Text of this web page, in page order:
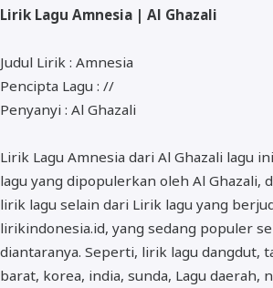
ALMANAR
NISA SABYAN
Lirik Lagu Amnesia | Al Ghazali
Judul Lirik : Amnesia
Pencipta Lagu : //
Penyanyi : Al Ghazali
Lirik Lagu Amnesia dari Al Ghazali lagu
lagu yang dipopulerkan oleh Al Ghazali,
lirik lagu selain dari Lirik lagu yang
lirikindonesia.id, yang sedang populer
diantaranya. Seperti, lirik lagu dangdut,
barat, korea, india, sunda, Lagu daerah,